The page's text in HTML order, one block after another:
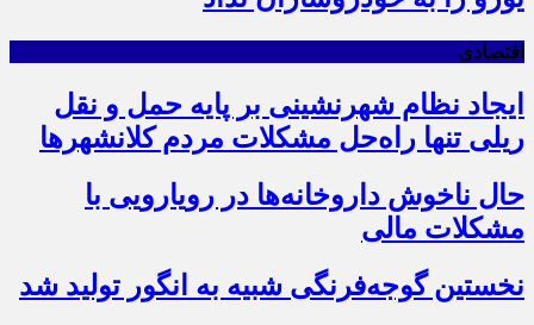
اقتصادی
ایجاد نظام شهرنشینی بر پایه حمل و نقل
ریلی تنها راه‌حل مشکلات مردم کلانشهرها
حال ناخوش داروخانه‌ها در رویارویی با
مشکلات مالی
نخستین گوجه‌فرنگی شبیه به انگور تولید شد